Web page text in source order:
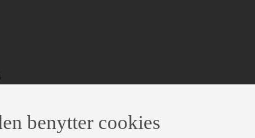
benytter cookies